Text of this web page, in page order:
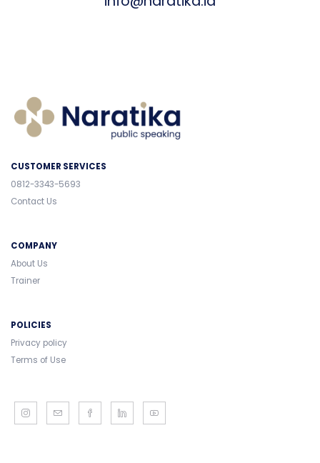
CUSTOMER SERVICES
0812-3343-5693
Contact Us
COMPANY
About Us
Trainer
POLICIES
Privacy policy
Terms of Use